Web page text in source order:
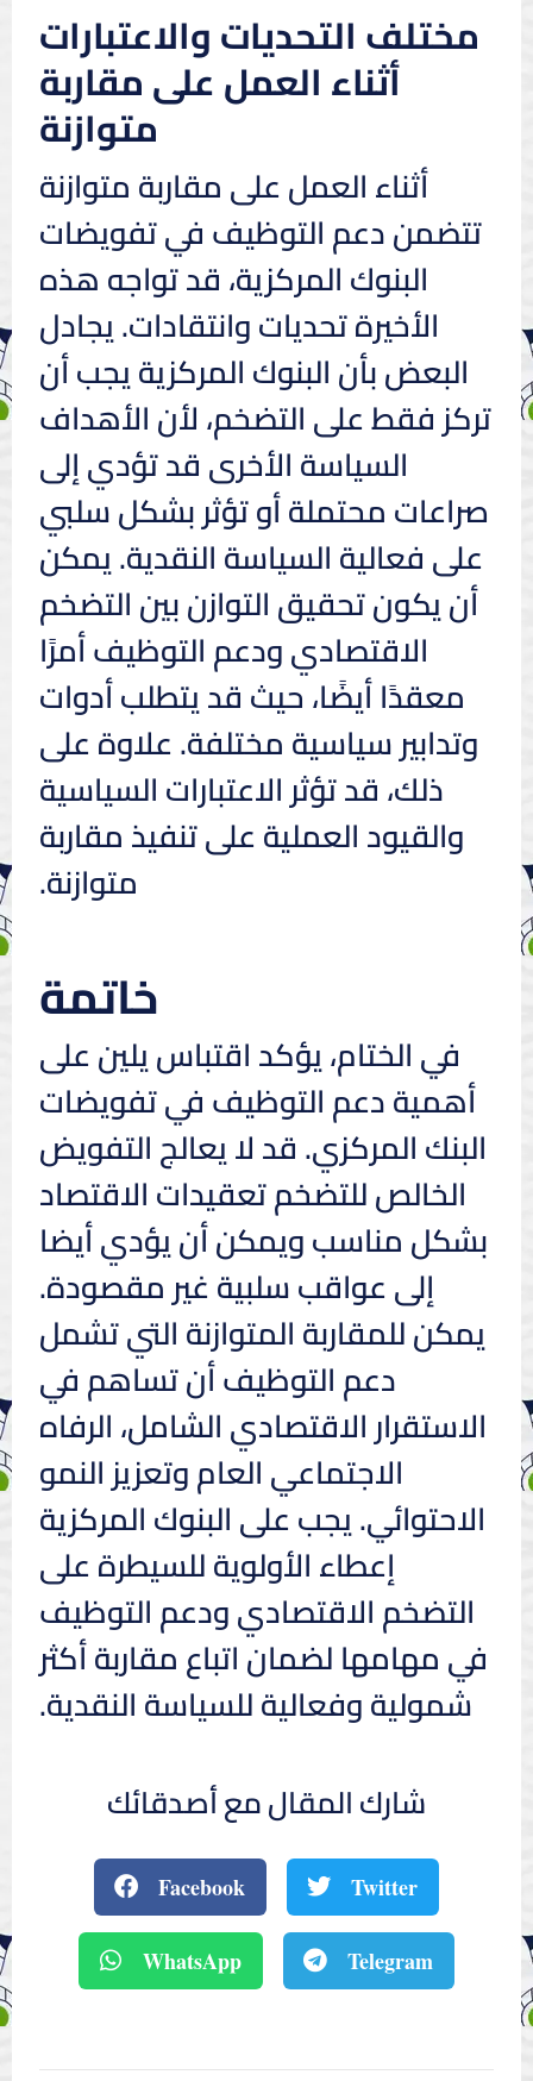
مختلف التحديات والاعتبارات
أثناء العمل على مقاربة
متوازنة
أثناء العمل على مقاربة متوازنة
تتضمن دعم التوظيف في تفويضات
البنوك المركزية، قد تواجه هذه
الأخيرة تحديات وانتقادات. يجادل
البعض بأن البنوك المركزية يجب أن
تركز فقط على التضخم، لأن الأهداف
السياسة الأخرى قد تؤدي إلى
صراعات محتملة أو تؤثر بشكل سلبي
على فعالية السياسة النقدية. يمكن
أن يكون تحقيق التوازن بين التضخم
الاقتصادي ودعم التوظيف أمرًا
معقدًا أيضًا، حيث قد يتطلب أدوات
وتدابير سياسية مختلفة. علاوة على
ذلك، قد تؤثر الاعتبارات السياسية
والقيود العملية على تنفيذ مقاربة
متوازنة.
خاتمة
في الختام، يؤكد اقتباس يلين على
أهمية دعم التوظيف في تفويضات
البنك المركزي. قد لا يعالج التفويض
الخالص للتضخم تعقيدات الاقتصاد
بشكل مناسب ويمكن أن يؤدي أيضا
إلى عواقب سلبية غير مقصودة.
يمكن للمقاربة المتوازنة التي تشمل
دعم التوظيف أن تساهم في
الاستقرار الاقتصادي الشامل، الرفاه
الاجتماعي العام وتعزيز النمو
الاحتوائي. يجب على البنوك المركزية
إعطاء الأولوية للسيطرة على
التضخم الاقتصادي ودعم التوظيف
في مهامها لضمان اتباع مقاربة أكثر
شمولية وفعالية للسياسة النقدية.
شارك المقال مع أصدقائك
Facebook Twitter
WhatsApp Telegram